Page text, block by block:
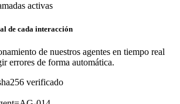
activas
de cada interacción
de nuestros agentes en tiempo real
errores de forma automática.
verificado